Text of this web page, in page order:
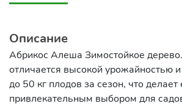
Описание
Абрикос Алеша Зимостойкое
отличается высокой урожайностью
до 50 кг плодов за сезон, что делает
привлекательным выбором для